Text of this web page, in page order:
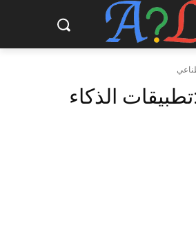
تطبيقات الذكاء